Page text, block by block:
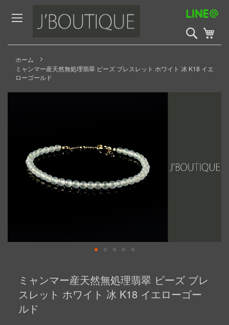
to
Content
検
索
開
ホーム
ミャンマー産天然無処理翡翠 ビーズ ブレスレット ホワイト 冰 K18 イエ
ローゴールド
Skip
gallery
beginning
images
ミャンマー産天然無処理翡翠 ビーズ ブレ
スレット ホワイト 冰 K18 イエローゴー
ルド